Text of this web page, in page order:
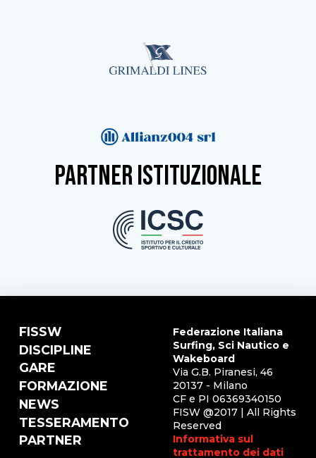
partner istituzionale
FISSW
DISCIPLINE
GARE
FORMAZIONE
NEWS
TESSERAMENTO
PARTNER
Federazione Italiana
Surfing, Sci Nautico e
Wakeboard
Via G.B. Piranesi, 46
20137 - Milano
CF e PI 06369340150
FISW @2017 | All Rights
Reserved
Informativa sul
trattamento dei dati